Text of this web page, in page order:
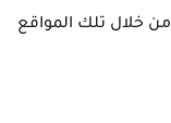
خلال تلك المواقع